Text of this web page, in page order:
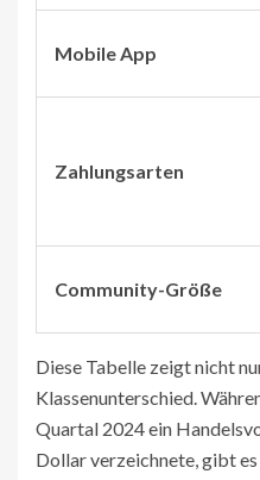
Mobile App
Zahlungsarten
Community-Größe
Diese Tabelle zeigt nicht
Klassenunterschied.
Quartal 2024 ein
Dollar verzeichnete, gibt